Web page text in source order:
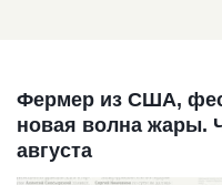
Фермер из США,
новая волна жары.
августа